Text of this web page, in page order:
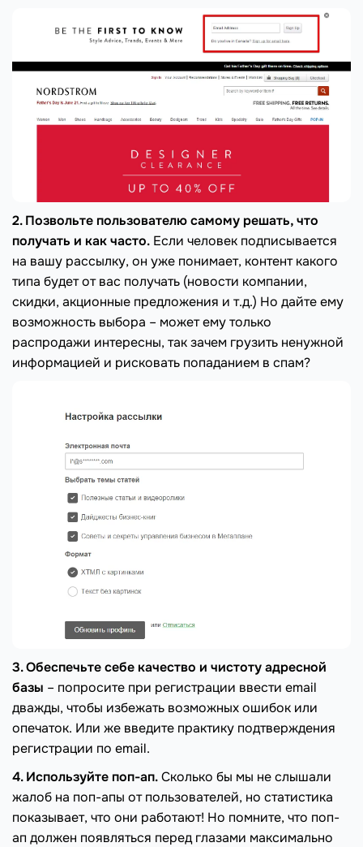
2. Позвольте пользователю самому решать, что
получать и как часто. Если человек подписывается
на вашу рассылку, он уже понимает, контент какого
типа будет от вас получать (новости компании,
скидки, акционные предложения и т.д.) Но дайте ему
возможность выбора – может ему только
распродажи интересны, так зачем грузить ненужной
информацией и рисковать попаданием в спам?
3. Обеспечьте себе качество и чистоту адресной
базы – попросите при регистрации ввести email
дважды, чтобы избежать возможных ошибок или
опечаток. Или же введите практику подтверждения
регистрации по email.
4. Используйте поп-ап.Сколько бы мы не слышали
жалоб на поп-апы от пользователей, но статистика
показывает, что они работают! Но помните, что поп-
ап должен появляться перед глазами максимально